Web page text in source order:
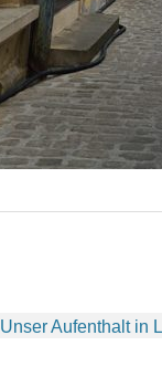
Unser Aufenthalt in